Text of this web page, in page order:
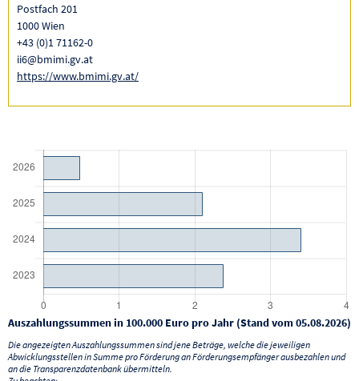
Postfach 201
1000 Wien
+43 (0)1 71162-0
ii6@bmimi.gv.at
https://www.bmimi.gv.at/
Auszahlungssummen in 100.000 Euro pro Jahr (Stand vom 05.08.2026)
Die angezeigten Auszahlungssummen sind jene Beträge, welche die jeweiligen
Abwicklungsstellen in Summe pro Förderung an Förderungsempfänger ausbezahlen und
an die Transparenzdatenbank übermitteln.